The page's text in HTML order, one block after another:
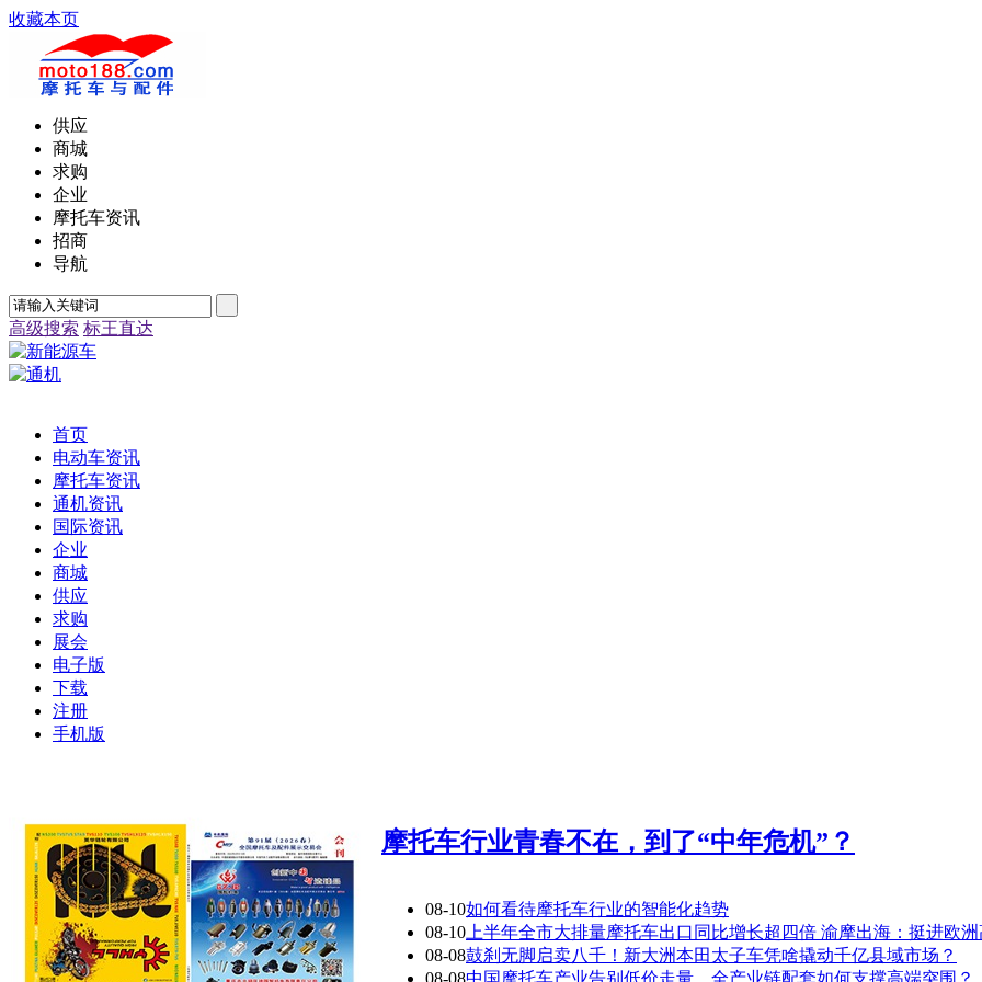
收藏本页
供应
商城
求购
企业
摩托车资讯
招商
导航
高级搜索 标王直达
首页
电动车资讯
摩托车资讯
通机资讯
国际资讯
企业
商城
供应
求购
展会
电子版
下载
注册
手机版
摩托车行业青春不在，到了“中年危机”？
08-10如何看待摩托车行业的智能化趋势
08-10 上半年全市大排量摩托车出口同比增长超四倍 渝摩出海：挺进欧
08-08鼓刹无脚启卖八千！新大洲本田太子车凭啥撬动千亿县域市场？